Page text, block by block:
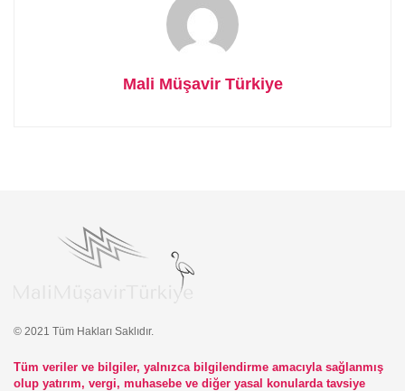
Mali Müşavir Türkiye
© 2021 Tüm Hakları Saklıdır.
Tüm veriler ve bilgiler, yalnızca bilgilendirme amacıyla sağlanmış
olup yatırım, vergi, muhasebe ve diğer yasal konularda tavsiye